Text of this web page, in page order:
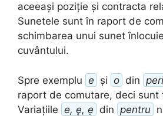
aceeași poziție și contracta
Sunetele sunt în raport de
schimbarea unui sunet
cuvântului.
Spre exemplu e și o din peri
raport de comutare, deci sunt
Variațiile e, ę, ẹ din pentru